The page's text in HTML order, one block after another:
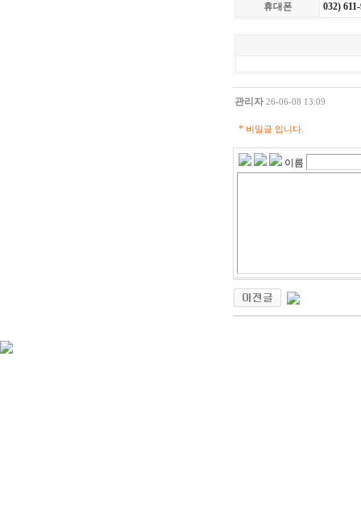
휴대폰
032)
관리자 26-06-08 13:09
* 비밀글 입니다.
이름